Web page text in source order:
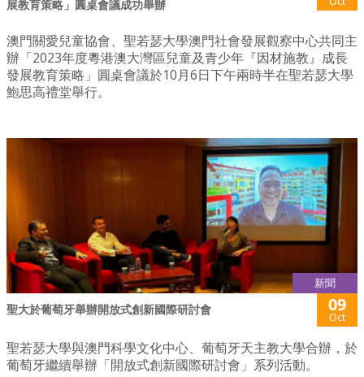
展教育策略」圓桌會議成功舉辦
澳門關愛兒童協會、聖若瑟大學澳門社會發展觀察中心共同主
辦「2023年度粵港澳大灣區兒童及青少年『因材施教』成長
發展教育策略」圓桌會議於10月6日下午兩時半在聖若瑟大學
鮑思高禮堂舉行。
新聞
聖大於葡萄牙舉辦開放式創新國際研討會 09
Oct
聖若瑟大學與澳門科學文化中心、葡萄牙天主教大學合辦，於
葡萄牙繼續舉辦「開放式創新國際研討會」系列活動。